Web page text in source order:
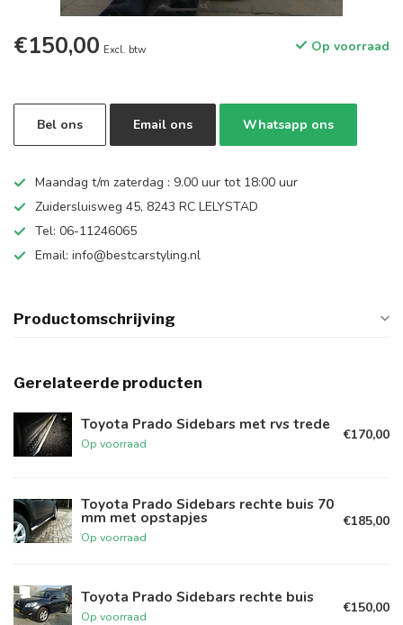
€150,00 Excl. btw Op voorraad
Bel ons Email ons Whatsapp ons
Maandag t/m zaterdag : 9.00 uur tot 18:00 uur
Zuidersluisweg 45, 8243 RC LELYSTAD
Tel: 06-11246065
Email: info@bestcarstyling.nl
Productomschrijving
Gerelateerde producten
Toyota Prado Sidebars met rvs trede
Op voorraad
€170,00
Toyota Prado Sidebars rechte buis 70
mm met opstapjes
Op voorraad
€185,00
Toyota Prado Sidebars rechte buis
Op voorraad
€150,00